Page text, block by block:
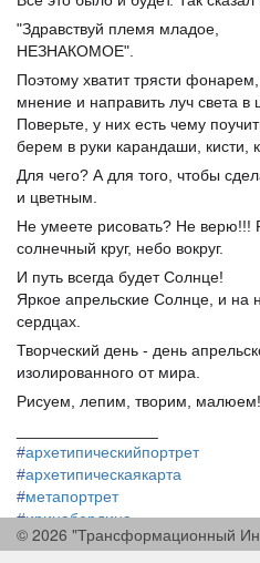
"Здравствуй племя младое,
НЕЗНАКОМОЕ".
Поэтому хватит трясти
мнение и направить луч света в
Поверьте, у них есть чему
берем в руки карандаши, кисти,
Для чего? А для того, чтобы
и цветным.
Не умеете рисовать? Не верю!!!
солнечный круг, небо вокруг.
И путь всегда будет Солнце!
Яркое апрельские Солнце, и на
сердцах.
Творческий день - день
изолированного от мира.
Рисуем, лепим, творим, малюем!
#архетипическийпортрет
#архетипическаякарта
#метапортрет
#иринабердина
#irinaberdina
© 2026 "Трансформационный